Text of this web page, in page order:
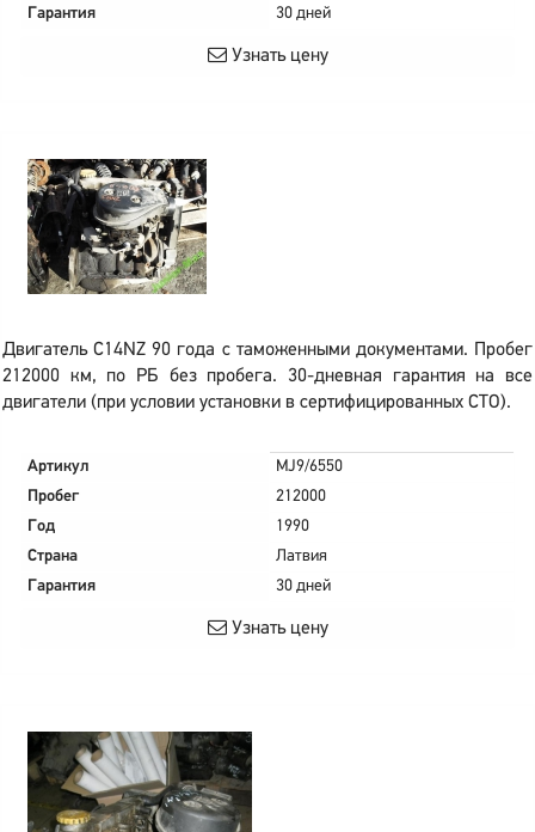
Гарантия
30 дней
Узнать цену
Двигатель C14NZ 90 года с таможенными документами. Пробег
212000 км, по РБ без пробега. 30-дневная гарантия на все
двигатели (при условии установки в сертифицированных СТО).
Артикул
MJ9/6550
Пробег
212000
Год
1990
Страна
Латвия
Гарантия
30 дней
Узнать цену